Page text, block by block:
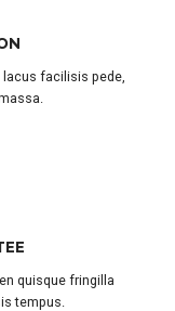
facilisis pede,
quisque fringilla
tempus.